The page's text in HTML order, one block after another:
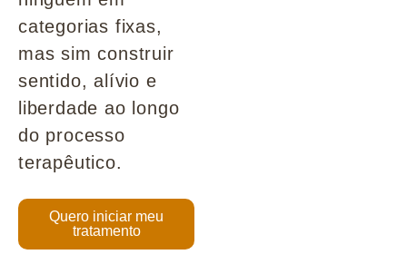
categorias fixas,
mas sim construir
sentido, alívio e
liberdade ao longo
do processo
terapêutico.
Quero iniciar meu
tratamento